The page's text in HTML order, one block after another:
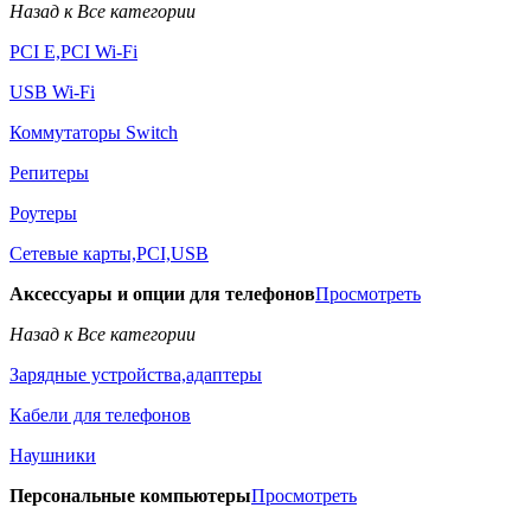
Назад к Все категории
PCI E,PCI Wi-Fi
USB Wi-Fi
Коммутаторы Switch
Репитеры
Роутеры
Сетевые карты,PCI,USB
Аксессуары и опции для телефоновПросмотреть
Назад к Все категории
Зарядные устройства,адаптеры
Кабели для телефонов
Наушники
Персональные компьютерыПросмотреть